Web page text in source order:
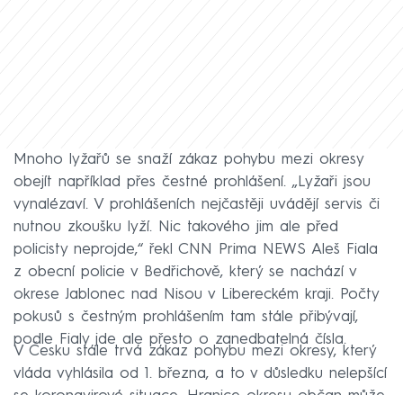
Mnoho lyžařů se snaží zákaz pohybu mezi okresy
obejít například přes čestné prohlášení. „Lyžaři jsou
vynalézaví. V prohlášeních nejčastěji uvádějí servis či
nutnou zkoušku lyží. Nic takového jim ale před
policisty neprojde,“ řekl CNN Prima NEWS Aleš Fiala
z obecní policie v Bedřichově, který se nachází v
okrese Jablonec nad Nisou v Libereckém kraji. Počty
pokusů s čestným prohlášením tam stále přibývají,
podle Fialy jde ale přesto o zanedbatelná čísla.
V Česku stále trvá zákaz pohybu mezi okresy, který
vláda vyhlásila od 1. března, a to v důsledku nelepšící